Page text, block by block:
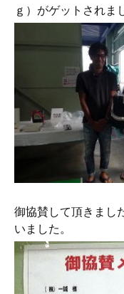
ｇ）がゲットされま
御協賛して頂きまし
いました。